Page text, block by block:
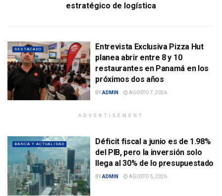
estratégico de logística
DESTACADO
Entrevista Exclusiva Pizza Hut
planea abrir entre 8 y 10
restaurantes en Panamá en los
próximos dos años
BYADMIN AGOSTO 7, 2026
ADVERTISEMENT
BANCA Y ACTUALIDAD
Déficit fiscal a junio es de 1.98%
del PIB, pero la inversión solo
llega al 30% de lo presupuestado
BYADMIN AGOSTO 5, 2026